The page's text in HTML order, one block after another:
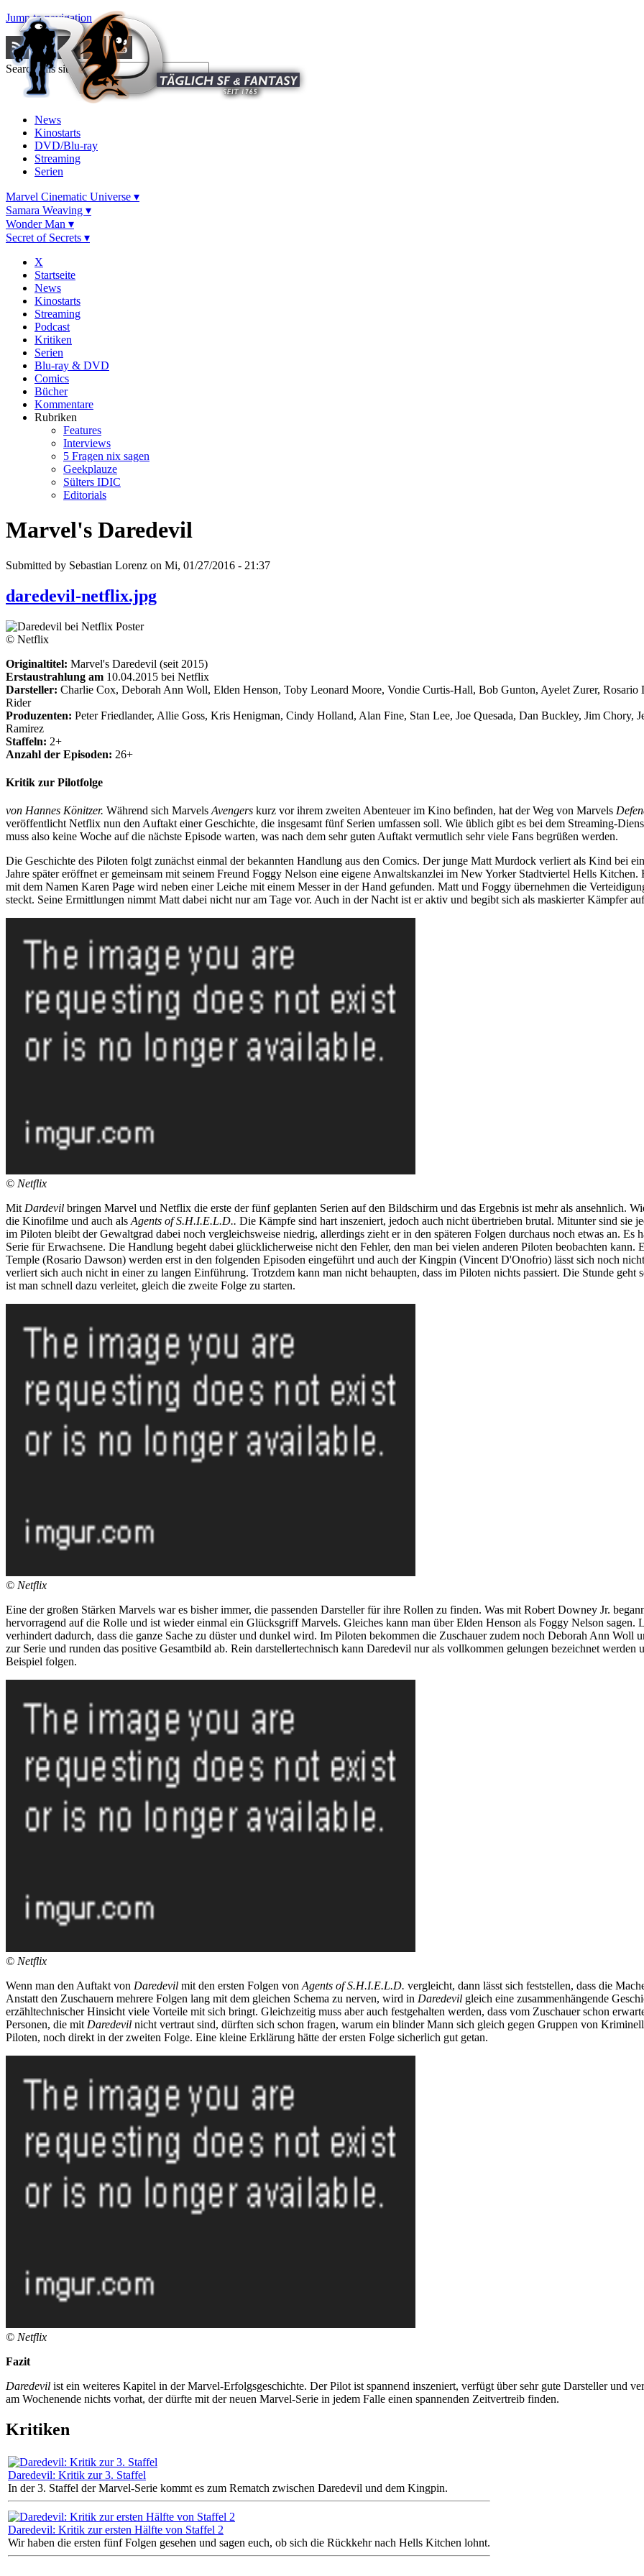
Jump to navigation
Search this site
News
Kinostarts
DVD/Blu-ray
Streaming
Serien
Marvel Cinematic Universe ▾
Samara Weaving ▾
Wonder Man ▾
Secret of Secrets ▾
X
Startseite
News
Kinostarts
Streaming
Podcast
Kritiken
Serien
Blu-ray & DVD
Comics
Bücher
Kommentare
Rubriken
Features
Interviews
5 Fragen nix sagen
Geekplauze
Sülters IDIC
Editorials
Marvel's Daredevil
Submitted by Sebastian Lorenz on Mi, 01/27/2016 - 21:37
daredevil-netflix.jpg
© Netflix
Originaltitel: Marvel's Daredevil (seit 2015)
Erstaustrahlung am 10.04.2015 bei Netflix
Darsteller: Charlie Cox, Deborah Ann Woll, Elden Henson, Toby Leonard Moore, Vondie Curtis-Hall, Bob Gunton, Ayelet Zurer,
Rider
Produzenten: Peter Friedlander, Allie Goss, Kris Henigman, Cindy Holland, Alan Fine, Stan Lee, Joe Quesada, Dan Buckley, Jim
Ramirez
Staffeln: 2+
Anzahl der Episoden: 26+
Kritik zur Pilotfolge
von Hannes Könitzer. Während sich Marvels Avengers kurz vor ihrem zweiten Abenteuer im Kino befinden, hat der Weg von Marvels
veröffentlicht Netflix nun den Auftakt einer Geschichte, die insgesamt fünf Serien umfassen soll. Wie üblich gibt es bei dem Streaming-
muss also keine Woche auf die nächste Episode warten, was nach dem sehr guten Auftakt vermutlich sehr viele Fans begrüßen werden.
Die Geschichte des Piloten folgt zunächst einmal der bekannten Handlung aus den Comics. Der junge Matt Murdock verliert als Kind bei
Jahre später eröffnet er gemeinsam mit seinem Freund Foggy Nelson eine eigene Anwaltskanzlei im New Yorker Stadtviertel Hells
mit dem Namen Karen Page wird neben einer Leiche mit einem Messer in der Hand gefunden. Matt und Foggy übernehmen die
steckt. Seine Ermittlungen nimmt Matt dabei nicht nur am Tage vor. Auch in der Nacht ist er aktiv und begibt sich als maskierter Kämpfer
© Netflix
Mit Dardevil bringen Marvel und Netflix die erste der fünf geplanten Serien auf den Bildschirm und das Ergebnis ist mehr als ansehnlich.
die Kinofilme und auch als Agents of S.H.I.E.L.D.. Die Kämpfe sind hart inszeniert, jedoch auch nicht übertrieben brutal. Mitunter sind sie
im Piloten bleibt der Gewaltgrad dabei noch vergleichsweise niedrig, allerdings zieht er in den späteren Folgen durchaus noch etwas an. Es
Serie für Erwachsene. Die Handlung begeht dabei glücklicherweise nicht den Fehler, den man bei vielen anderen Piloten beobachten
Temple (Rosario Dawson) werden erst in den folgenden Episoden eingeführt und auch der Kingpin (Vincent D'Onofrio) lässt sich noch
verliert sich auch nicht in einer zu langen Einführung. Trotzdem kann man nicht behaupten, dass im Piloten nichts passiert. Die Stunde
ist man schnell dazu verleitet, gleich die zweite Folge zu starten.
© Netflix
Eine der großen Stärken Marvels war es bisher immer, die passenden Darsteller für ihre Rollen zu finden. Was mit Robert Downey Jr.
hervorragend auf die Rolle und ist wieder einmal ein Glücksgriff Marvels. Gleiches kann man über Elden Henson als Foggy Nelson sagen.
verhindert dadurch, dass die ganze Sache zu düster und dunkel wird. Im Piloten bekommen die Zuschauer zudem noch Deborah Ann Woll
zur Serie und runden das positive Gesamtbild ab. Rein darstellertechnisch kann Daredevil nur als vollkommen gelungen bezeichnet
Beispiel folgen.
© Netflix
Wenn man den Auftakt von Daredevil mit den ersten Folgen von Agents of S.H.I.E.L.D. vergleicht, dann lässt sich feststellen, dass die
Anstatt den Zuschauern mehrere Folgen lang mit dem gleichen Schema zu nerven, wird in Daredevil gleich eine zusammenhängende
erzähltechnischer Hinsicht viele Vorteile mit sich bringt. Gleichzeitig muss aber auch festgehalten werden, dass vom Zuschauer schon
Personen, die mit Daredevil nicht vertraut sind, dürften sich schon fragen, warum ein blinder Mann sich gleich gegen Gruppen von
Piloten, noch direkt in der zweiten Folge. Eine kleine Erklärung hätte der ersten Folge sicherlich gut getan.
© Netflix
Fazit
Daredevil ist ein weiteres Kapitel in der Marvel-Erfolgsgeschichte. Der Pilot ist spannend inszeniert, verfügt über sehr gute Darsteller und
am Wochenende nichts vorhat, der dürfte mit der neuen Marvel-Serie in jedem Falle einen spannenden Zeitvertreib finden.
Kritiken
Daredevil: Kritik zur 3. Staffel
In der 3. Staffel der Marvel-Serie kommt es zum Rematch zwischen Daredevil und dem Kingpin.
Daredevil: Kritik zur ersten Hälfte von Staffel 2
Wir haben die ersten fünf Folgen gesehen und sagen euch, ob sich die Rückkehr nach Hells Kitchen lohnt.